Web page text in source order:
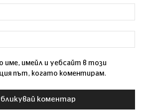
име, имейл и уебсайт в този
път, когато коментирам.